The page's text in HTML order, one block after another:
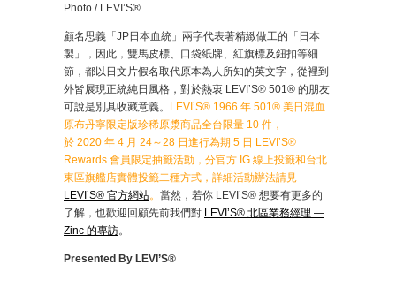
Photo / LEVI’S®
顧名思義「JP日本血統」兩字代表著精緻做工的「日本
製」，因此，雙馬皮標、口袋紙牌、紅旗標及鈕扣等細
節，都以日文片假名取代原本為人所知的英文字，從裡到
外皆展現正統純日風格，對於熱衷 LEVI’S® 501® 的朋友
可說是別具收藏意義。 LEVI’S® 1966 年 501® 美日混血
原布丹寧限定版珍稀原漿商品全台限量 10 件，
於 2020 年 4 月 24～28 日進行為期 5 日 LEVI’S®
Rewards 會員限定抽籤活動，分官方 IG 線上投籤和台北
東區旗艦店實體投籤二種方式，詳細活動辦法請見
LEVI’S® 官方網站。 當然，若你 LEVI’S® 想要有更多的
了解，也歡迎回顧先前我們對 LEVI’S® 北區業務經理 —
Zinc 的專訪。
Presented By LEVI’S®